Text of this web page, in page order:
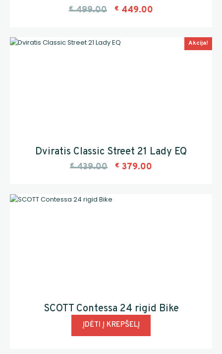
€ 499.00 € 449.00
Akcija!
Dviratis Classic Street 21 Lady EQ
€ 439.00 € 379.00
SCOTT Contessa 24 rigid Bike
ĮDĖTI Į KREPŠELĮ